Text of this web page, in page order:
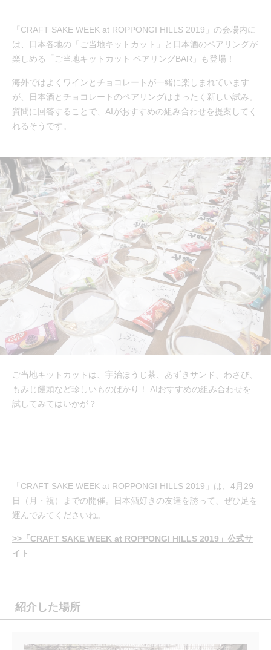
「CRAFT SAKE WEEK at ROPPONGI HILLS 2019」の会場内に
は、日本各地の「ご当地キットカット」と日本酒のペアリングが
楽しめる「ご当地キットカット ペアリングBAR」も登場！
海外ではよくワインとチョコレートが一緒に楽しまれています
が、日本酒とチョコレートのペアリングはまったく新しい試み。
質問に回答することで、AIがおすすめの組み合わせを提案してく
れるそうです。
ご当地キットカットは、宇治ほうじ茶、あずきサンド、わさび、
もみじ饅頭など珍しいものばかり！ AIおすすめの組み合わせを
試してみてはいかが？
「CRAFT SAKE WEEK at ROPPONGI HILLS 2019」は、4月29
日（月・祝）までの開催。日本酒好きの友達を誘って、ぜひ足を
運んでみてくださいね。
>>「CRAFT SAKE WEEK at ROPPONGI HILLS 2019」公式サ
イト
紹介した場所